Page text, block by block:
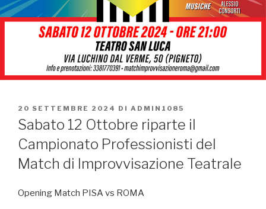
PUBBLICATO
IL
20 SETTEMBRE 2024 DI ADMIN1085
Sabato 12 Ottobre riparte il
Campionato Professionisti del
Match di Improvvisazione Teatrale
Opening Match PISA vs ROMA